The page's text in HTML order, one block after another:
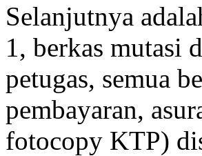
Selanjutnya
1, berkas mutasi
petugas, semua
pembayaran,
fotocopy KTP)